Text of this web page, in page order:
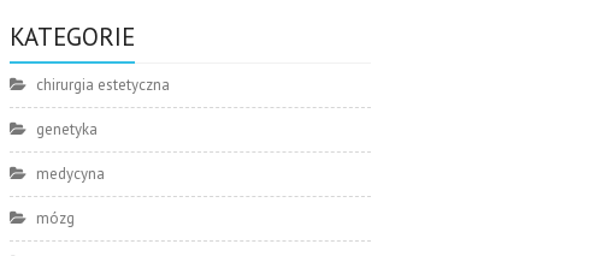
KATEGORIE
chirurgia estetyczna
genetyka
medycyna
mózg